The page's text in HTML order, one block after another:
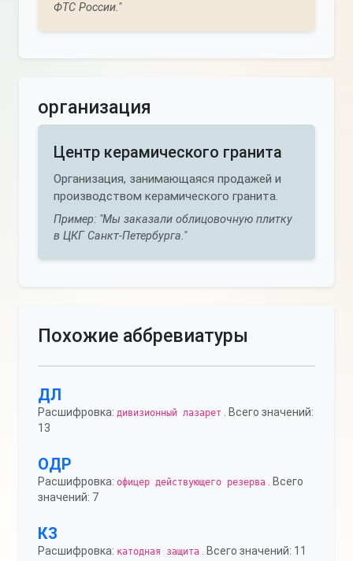
ФТС России."
организация
Центр керамического гранита
Организация, занимающаяся продажей и
производством керамического гранита.
Пример: "Мы заказали облицовочную плитку
в ЦКГ Санкт-Петербурга."
Похожие аббревиатуры
ДЛ
Расшифровка: дивизионный лазарет
. Всего значений:
13
ОДР
Расшифровка: офицер действующего резерва . Всего
значений: 7
КЗ
Расшифровка: катодная защита . Всего значений: 11